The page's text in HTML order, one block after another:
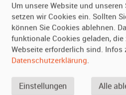
Fragen für Vermieter
Inserat verwalten
SPECIAL
Berühmte Filmautos –
Um unsere Website und
setzen wir Cookies ein. Sollten
können Sie Cookies ablehnen.
funktionale Cookies geladen, die
Webseite erforderlich sind. Infos
Datenschutzerklärung.
Einstellungen Alle